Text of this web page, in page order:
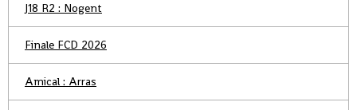
J18 R2 : Nogent
Finale FCD 2026
Amical : Arras